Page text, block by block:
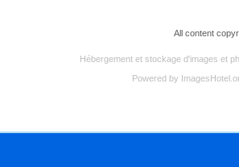
All content
Hébergement et stockage d'images et
Powered by